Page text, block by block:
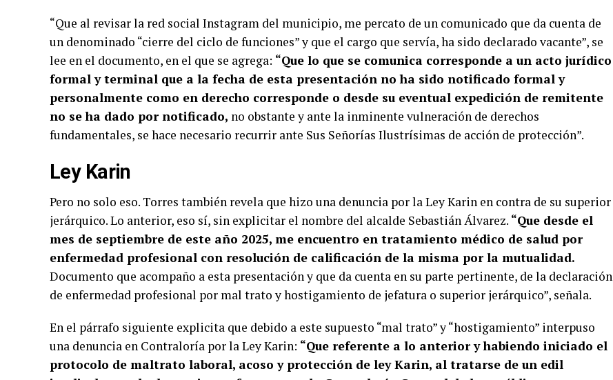
“Que al revisar la red social Instagram del municipio, me percato de un comunicado que da cuenta de
un denominado “cierre del ciclo de funciones” y que el cargo que servía, ha sido declarado vacante”, se
lee en el documento, en el que se agrega: “Que lo que se comunica corresponde a un acto jurídico
formal y terminal que a la fecha de esta presentación no ha sido notificado formal y
personalmente como en derecho corresponde o desde su eventual expedición de remitente
no se ha dado por notificado, no obstante y ante la inminente vulneración de derechos
fundamentales, se hace necesario recurrir ante Sus Señorías Ilustrísimas de acción de protección”.
Ley Karin
Pero no solo eso. Torres también revela que hizo una denuncia por la Ley Karin en contra de su superior
jerárquico. Lo anterior, eso sí, sin explicitar el nombre del alcalde Sebastián Álvarez. “Que desde el
mes de septiembre de este año 2025, me encuentro en tratamiento médico de salud por
enfermedad profesional con resolución de calificación de la misma por la mutualidad.
Documento que acompaño a esta presentación y que da cuenta en su parte pertinente, de la declaración
de enfermedad profesional por mal trato y hostigamiento de jefatura o superior jerárquico”, señala.
En el párrafo siguiente explicita que debido a este supuesto “mal trato” y “hostigamiento” interpuso
una denuncia en Contraloría por la Ley Karin: “Que referente a lo anterior y habiendo iniciado el
protocolo de maltrato laboral, acoso y protección de ley Karin, al tratarse de un edil